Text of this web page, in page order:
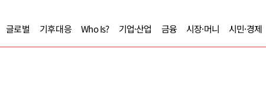
글로벌 기후대응 Who Is? 기업·산업 금융 시장·머니 시민·경제